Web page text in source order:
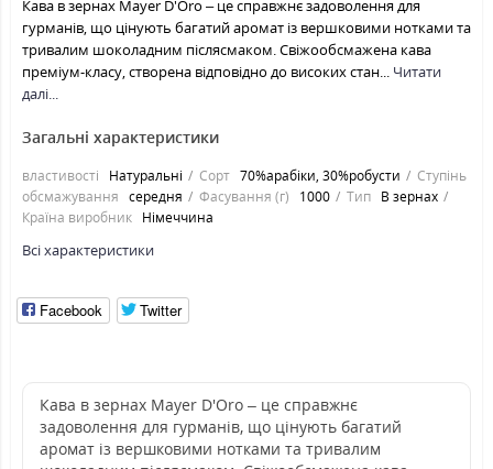
Кава в зернах Mayer D'Oro – це справжнє задоволення для
гурманів, що цінують багатий аромат із вершковими нотками та
тривалим шоколадним післясмаком. Свіжообсмажена кава
преміум-класу, створена відповідно до високих стан... Читати
далі...
Загальні характеристики
властивості Натуральні Сорт 70%арабіки, 30%робусти
Ступінь
обсмажування середня Фасування (г) 1000 Тип В зернах
Країна виробник Німеччина
Всі характеристики
Facebook Twitter
Кава в зернах Mayer D'Oro – це справжнє
задоволення для гурманів, що цінують багатий
аромат із вершковими нотками та тривалим